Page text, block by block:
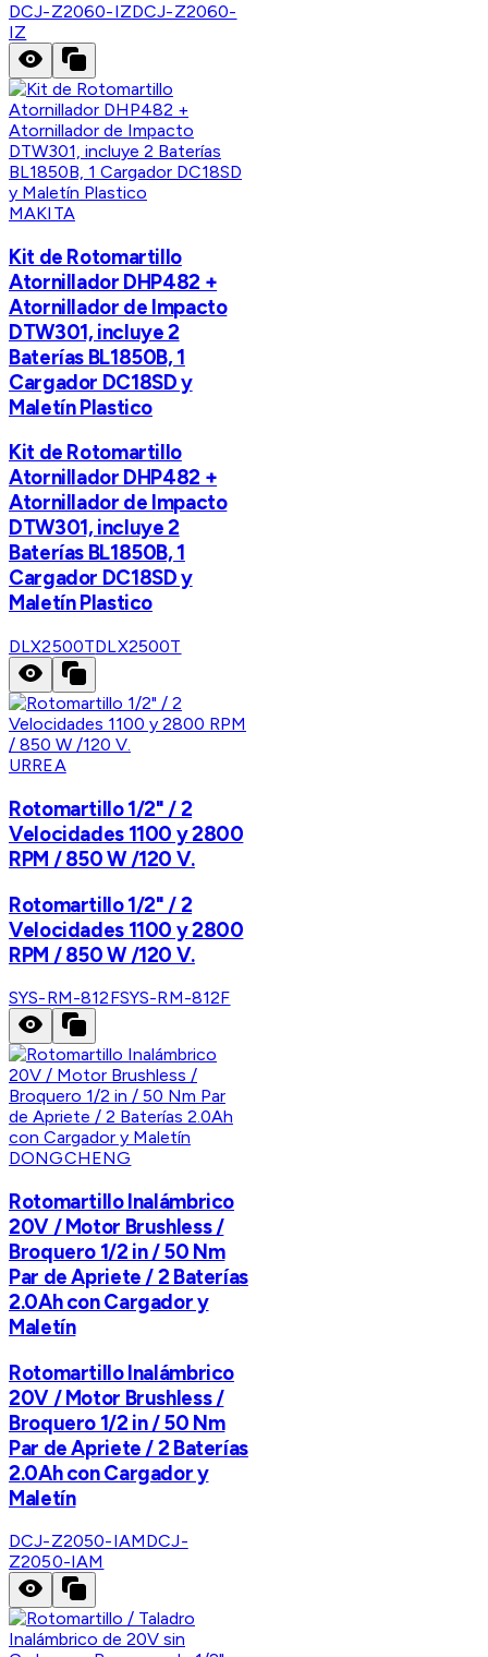
DCJ-Z2060-IZDCJ-Z2060-
IZ
MAKITA
Kit de Rotomartillo
Atornillador DHP482 +
Atornillador de Impacto
DTW301, incluye 2
Baterías BL1850B, 1
Cargador DC18SD y
Maletín Plastico
Kit de Rotomartillo
Atornillador DHP482 +
Atornillador de Impacto
DTW301, incluye 2
Baterías BL1850B, 1
Cargador DC18SD y
Maletín Plastico
DLX2500TDLX2500T
URREA
Rotomartillo 1/2" / 2
Velocidades 1100 y 2800
RPM / 850 W /120 V.
Rotomartillo 1/2" / 2
Velocidades 1100 y 2800
RPM / 850 W /120 V.
SYS-RM-812FSYS-RM-812F
DONGCHENG
Rotomartillo Inalámbrico
20V / Motor Brushless /
Broquero 1/2 in / 50 Nm
Par de Apriete / 2 Baterías
2.0Ah con Cargador y
Maletín
Rotomartillo Inalámbrico
20V / Motor Brushless /
Broquero 1/2 in / 50 Nm
Par de Apriete / 2 Baterías
2.0Ah con Cargador y
Maletín
DCJ-Z2050-IAMDCJ-
Z2050-IAM